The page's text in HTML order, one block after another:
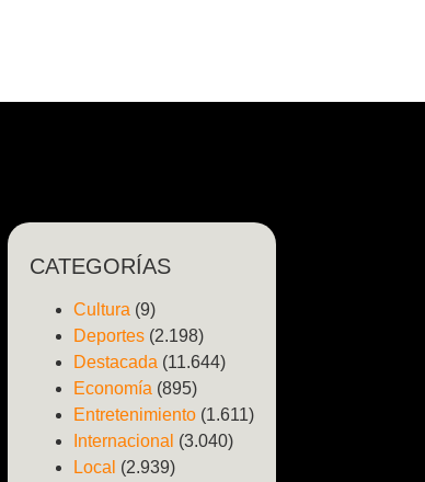
CATEGORÍAS
Cultura (9)
Deportes (2.198)
Destacada (11.644)
Economía (895)
Entretenimiento (1.611)
Internacional (3.040)
Local (2.939)